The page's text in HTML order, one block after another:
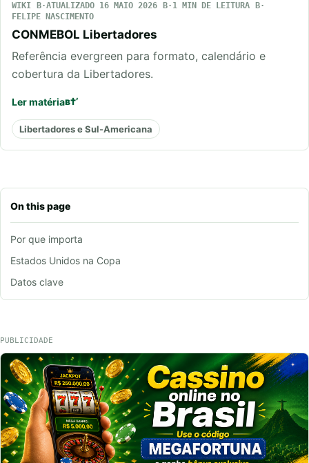
On this page
Por que importa
Estados Unidos na Copa
Datos clave
WIKI ATUALIZADO 16 MAIO 2026
1 MIN DE LEITURA
FELIPE NASCIMENTO
CONMEBOL Libertadores
Referência evergreen para formato, calendário e
cobertura da Libertadores.
Ler matéria
Libertadores e Sul-Americana
PUBLICIDADE